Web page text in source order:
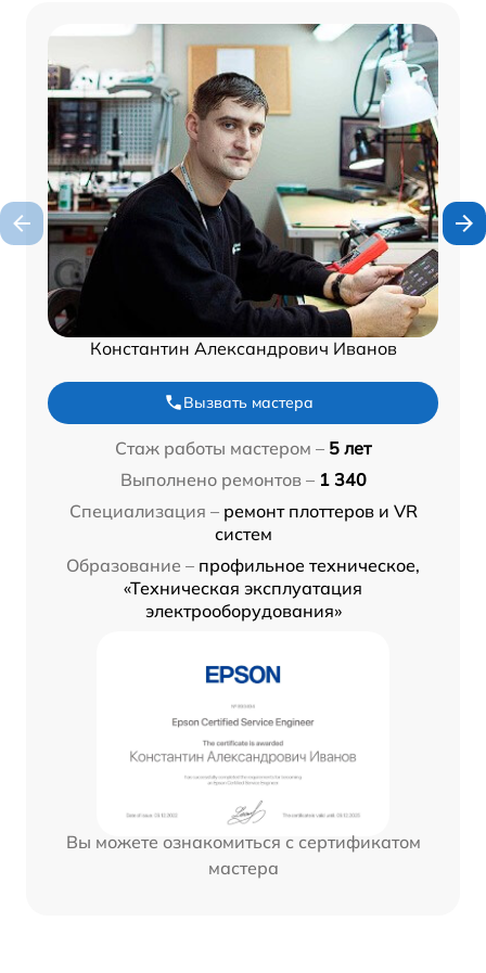
Константин Александрович Иванов
Вызвать мастера
Стаж работы мастером – 5 лет
Выполнено ремонтов – 1 340
Специализация – ремонт плоттеров и VR
систем
Образование – профильное техническое,
«Техническая эксплуатация
электрооборудования»
Вы можете ознакомиться с сертификатом
мастера